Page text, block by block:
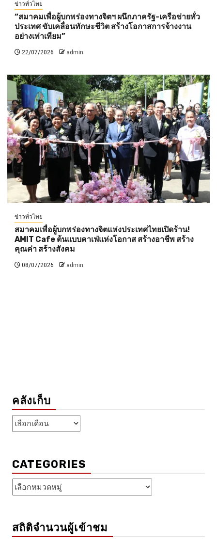
ข่าวทั่วไทย
“สมาคมเพื่อผู้บกพร่องทางจิตฯ ผนึกภาครัฐ-เครือข่ายทั่ว
ประเทศ ขับเคลื่อนทักษะชีวิต สร้างโอกาสการจ้างงาน
อย่างเท่าเทียม”
22/07/2026 admin
ข่าวทั่วไทย
สมาคมเพื่อผู้บกพร่องทางจิตแห่งประเทศไทยเปิดร้าน!
AMIT Cafe ต้นแบบคาเฟ่แห่งโอกาส สร้างอาชีพ สร้าง
คุณค่า สร้างสังคม
08/07/2026 admin
คลังเก็บ
คลัง
เก็บ
CATEGORIES
Categories
สถิติจำนวนผู้เข้าชม